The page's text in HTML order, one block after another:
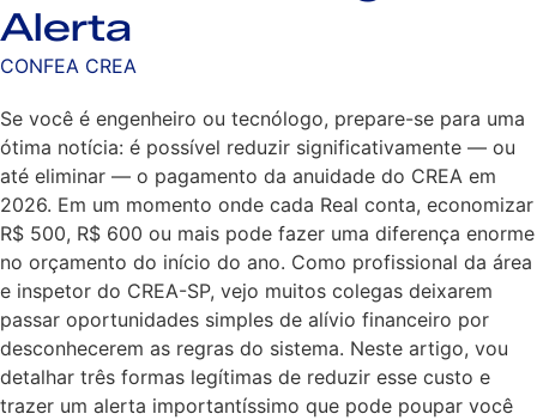
Alerta
CONFEA CREA
Se você é engenheiro ou tecnólogo, prepare-se para uma
ótima notícia: é possível reduzir significativamente — ou
até eliminar — o pagamento da anuidade do CREA em
2026. Em um momento onde cada Real conta, economizar
R$ 500, R$ 600 ou mais pode fazer uma diferença enorme
no orçamento do início do ano. Como profissional da área
e inspetor do CREA-SP, vejo muitos colegas deixarem
passar oportunidades simples de alívio financeiro por
desconhecerem as regras do sistema. Neste artigo, vou
detalhar três formas legítimas de reduzir esse custo e
trazer um alerta importantíssimo que pode poupar você